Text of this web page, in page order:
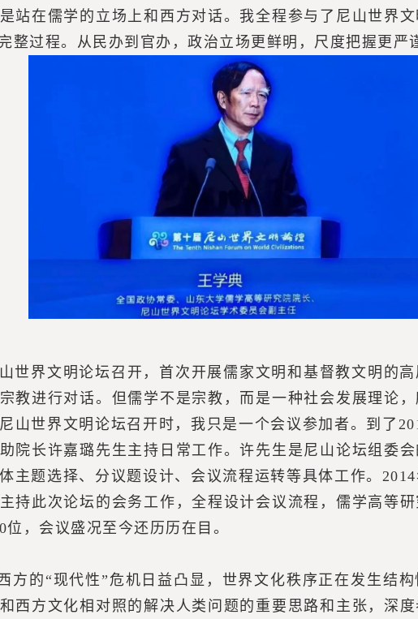
站在儒学的立场上和西方对话。我全程参与了尼山世界
整过程。从民办到官办，政治立场更鲜明，尺度把握更严
世界文明论坛召开，首次开展儒家文明和基督教文明的
教进行对话。但儒学不是宗教，而是一种社会发展理论
山世界文明论坛召开时，我只是一个会议参加者。到了
院长许嘉璐先生主持日常工作。许先生是尼山论坛组委
主题选择、分议题设计、会议流程运转等具体工作。
持此次论坛的会务工作，全程设计会议流程，儒学高等
，会议盛况至今还历历在目。
方的“现代性”危机日益凸显，世界文化秩序正在发生结
西方文化相对照的解决人类问题的重要思路和主张，深度